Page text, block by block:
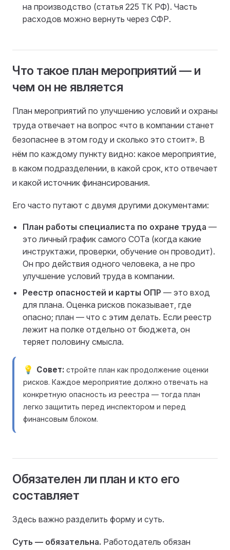
на производство (статья 225 ТК РФ). Часть
расходов можно вернуть через СФР.
Что такое план мероприятий — и
чем он не является
План мероприятий по улучшению условий и охраны
труда отвечает на вопрос «что в компании станет
безопаснее в этом году и сколько это стоит». В
нём по каждому пункту видно: какое мероприятие,
в каком подразделении, в какой срок, кто отвечает
и какой источник финансирования.
Его часто путают с двумя другими документами:
План работы специалиста по охране труда —
это личный график самого СОТа (когда какие
инструктажи, проверки, обучение он проводит).
Он про действия одного человека, а не про
улучшение условий труда в компании.
Реестр опасностей и карты ОПР — это вход
для плана. Оценка рисков показывает, где
опасно; план — что с этим делать. Если реестр
лежит на полке отдельно от бюджета, он
теряет половину смысла.
Совет стройте план как продолжение оценки
рисков. Каждое мероприятие должно отвечать на
конкретную опасность из реестра — тогда план
легко защитить перед инспектором и перед
финансовым блоком.
Обязателен ли план и кто его
составляет
Здесь важно разделить форму и суть.
Суть — обязательна. Работодатель обязан